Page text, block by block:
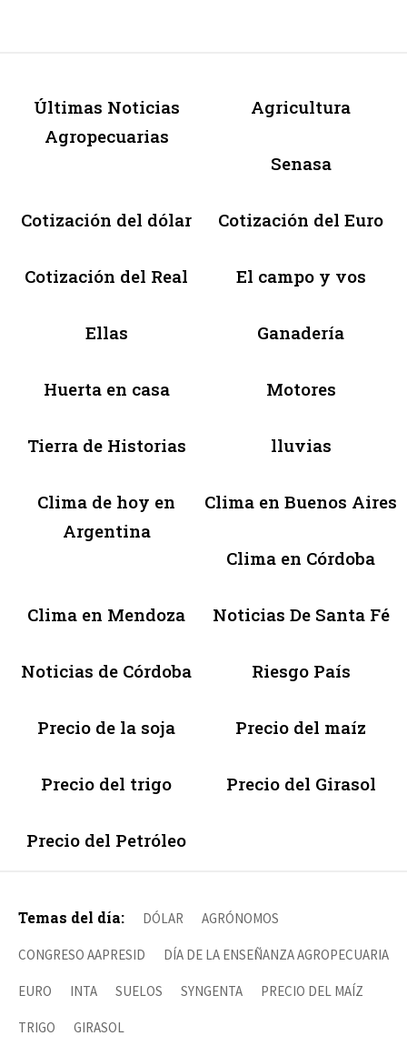
Últimas Noticias
Agropecuarias
Agricultura
Senasa
Cotización del dólar Cotización del Euro
Cotización del Real El campo y vos
Ellas Ganadería
Huerta en casa Motores
Tierra de Historias lluvias
Clima de hoy en
Argentina
Clima en Buenos Aires
Clima en Córdoba
Clima en Mendoza Noticias De Santa Fé
Noticias de Córdoba Riesgo País
Precio de la soja Precio del maíz
Precio del trigo Precio del Girasol
Precio del Petróleo
Temas del día: DÓLAR AGRÓNOMOS
CONGRESO AAPRESID DÍA DE LA ENSEÑANZA AGROPECUARIA
EURO INTA SUELOS SYNGENTA PRECIO DEL MAÍZ
TRIGO GIRASOL